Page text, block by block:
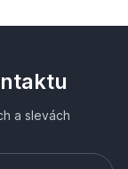
a slevách